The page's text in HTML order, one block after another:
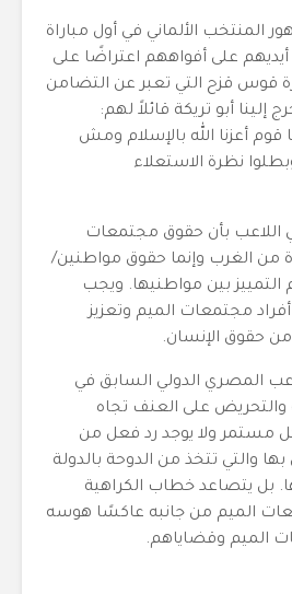
المنتخب الألماني في أول مباراة
على أفواههم اعتراضًا على
قوس قزح التي تعبر عن التضامن
أبو تريكة قائلاً لهم:
قوم أعزنا الله بالإسلام ومش
نظرة الاستعلاء
اللاعب بأن حقوق مجتمعات
من الغرب وإنما حقوق مواطنين/
التمييز بين مواطنيها. ويجب
أفراد مجتمعات الميم وتعزيز
حقوق الإنسان.
المصري الدولي السابق في
والتحريض على العنف تجاه
مستمر ولا يوجد رد فعل من
والتي تتخذ من الدوحة بالدولة
بل يتصاعد خطاب الكراهية
الميم من جانبه عاكسًا هوسه
الميم وقضاياهم.